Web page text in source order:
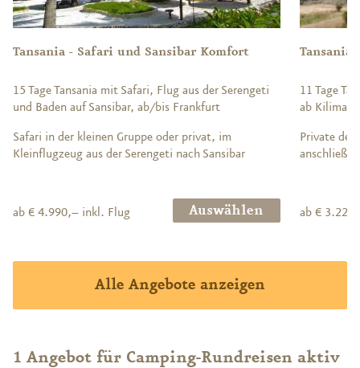
Tansania - Safari und Sansibar Komfort
15 Tage Tansania mit Safari, Flug aus der Serengeti
und Baden auf Sansibar, ab/bis Frankfurt
Safari in der kleinen Gruppe oder privat, im
Kleinflugzeug aus der Serengeti nach Sansibar
ab € 4.990,– inkl. Flug Auswählen
Tansania
11 Tage
ab
Private
ab €
Alle Angebote anzeigen
1 Angebot für Camping-Rundreisen aktiv